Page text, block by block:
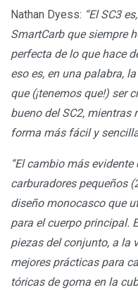
Nathan Dyess: “El SC3
SmartCarb que siempre
perfecta de lo que hace
eso es, en una palabra,
que (¡tenemos que!) ser
bueno del SC2, mientras
forma más fácil y
“El cambio más
carburadores pequeños
diseño monocasco que
para el cuerpo principal.
piezas del conjunto, a la
mejores prácticas para
tóricas de goma en la